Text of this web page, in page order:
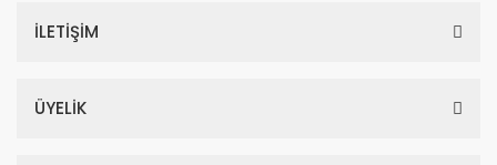
İLETİŞİM
ÜYELİK